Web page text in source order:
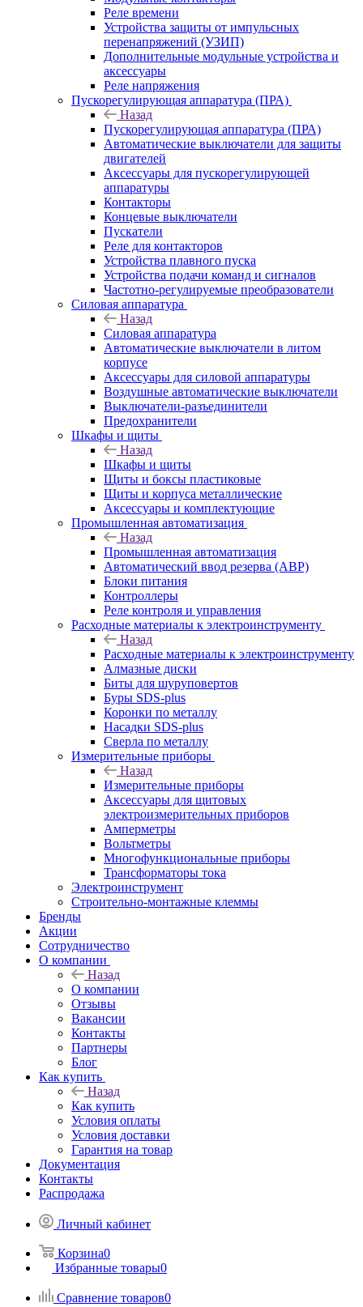
Реле времени
Устройства защиты от импульсных
перенапряжений (УЗИП)
Дополнительные модульные устройства и
аксессуары
Реле напряжения
Пускорегулирующая аппаратура (ПРА)
Назад
Пускорегулирующая аппаратура (ПРА)
Автоматические выключатели для защиты
двигателей
Аксессуары для пускорегулирующей
аппаратуры
Контакторы
Концевые выключатели
Пускатели
Реле для контакторов
Устройства плавного пуска
Устройства подачи команд и сигналов
Частотно-регулируемые преобразователи
Силовая аппаратура
Назад
Силовая аппаратура
Автоматические выключатели в литом
корпусе
Аксессуары для силовой аппаратуры
Воздушные автоматические выключатели
Выключатели-разъединители
Предохранители
Шкафы и щиты
Назад
Шкафы и щиты
Щиты и боксы пластиковые
Щиты и корпуса металлические
Аксессуары и комплектующие
Промышленная автоматизация
Назад
Промышленная автоматизация
Автоматический ввод резерва (АВР)
Блоки питания
Контроллеры
Реле контроля и управления
Расходные материалы к электроинструменту
Назад
Расходные материалы к электроинструменту
Алмазные диски
Биты для шуруповертов
Буры SDS-plus
Коронки по металлу
Насадки SDS-plus
Сверла по металлу
Измерительные приборы
Назад
Измерительные приборы
Аксессуары для щитовых
электроизмерительных приборов
Амперметры
Вольтметры
Многофункциональные приборы
Трансформаторы тока
Электроинструмент
Строительно-монтажные клеммы
Бренды
Акции
Сотрудничество
О компании
Назад
О компании
Отзывы
Вакансии
Контакты
Партнеры
Блог
Как купить
Назад
Как купить
Условия оплаты
Условия доставки
Гарантия на товар
Документация
Контакты
Распродажа
Личный кабинет
Корзина0
Избранные товары0
Сравнение товаров0